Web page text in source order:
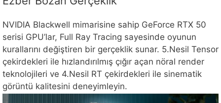
NVIDIA Blackwell mimarisine sahip GeForce RTX 50
serisi GPU’lar, Full Ray Tracing sayesinde oyunun
kurallarını değiştiren bir gerçeklik sunar. 5.Nesil Tensor
çekirdekleri ile hızlandırılmış çığır açan nöral render
teknolojileri ve 4.Nesil RT çekirdekleri ile sinematik
görüntü kalitesini deneyimleyin.